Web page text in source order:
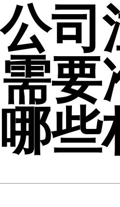
公司
需要
哪些